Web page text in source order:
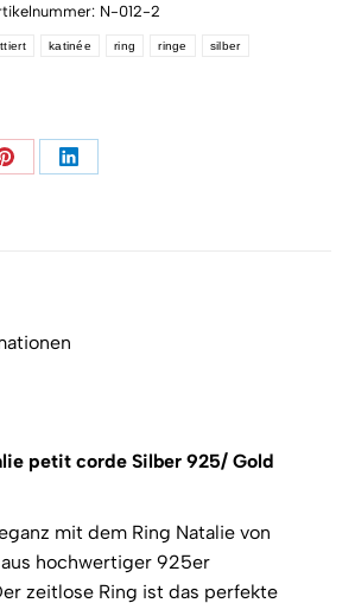
N-012-2
katinée ring ringe silber
Teilen Teilen
petit corde Silber 925/ Gold
mit dem Ring Natalie von
hochwertiger 925er
zeitlose Ring ist das perfekte